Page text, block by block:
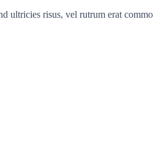
ultricies risus, vel rutrum erat